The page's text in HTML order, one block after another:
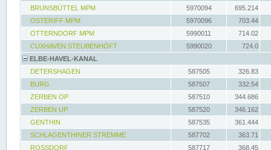
BRUNSBÜTTEL MPM
5970094
695.214
OSTERIFF MPM
5970096
703.44
OTTERNDORF MPM
5990011
714.02
CUXHAVEN STEUBENHÖFT
5990020
724.0
ELBE-HAVEL-KANAL
DETERSHAGEN
587505
326.83
BURG
587507
332.54
ZERBEN OP
587510
344.686
ZERBEN UP
587520
346.162
GENTHIN
587535
361.444
SCHLAGENTHINER STREMME
587702
363.71
ROSSDORF
587717 368.45